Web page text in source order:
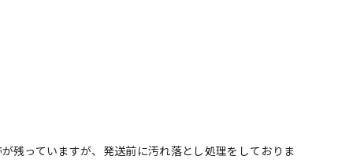
残っていますが、発送前に汚れ落とし処理をしておりま